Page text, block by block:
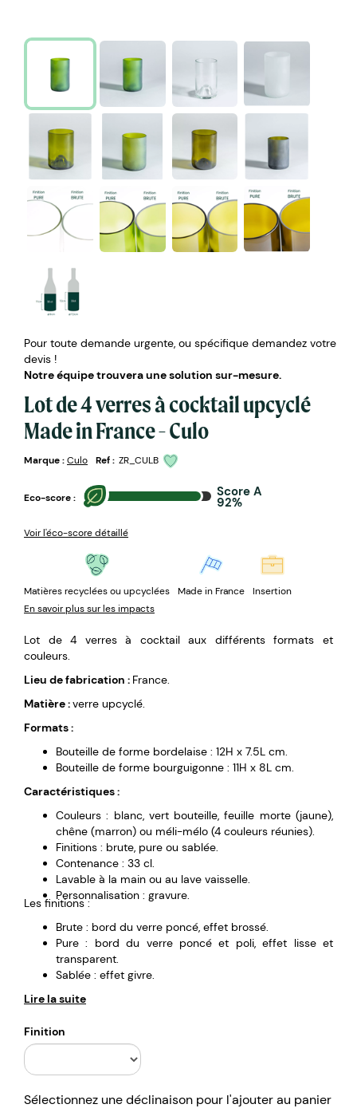
Pour toute demande urgente, ou spécifique demandez votre
devis !
Notre équipe trouvera une solution sur-mesure.
Lot de 4 verres à cocktail upcyclé
Made in France - Culo
Marque :Culo Ref : ZR_CULB
Eco-score : Score A
92%
Voir l'éco-score détaillé
Matières recyclées ou upcyclées Made in France
Insertion
En savoir plus sur les impacts
Lot de 4 verres à cocktail aux différents formats et
couleurs.
Lieu de fabrication : France.
Matière :verre upcyclé.
Formats :
Bouteille de forme bordelaise : 12H x 7.5L cm.
Bouteille de forme bourguigonne : 11H x 8L cm.
Caractéristiques :
Couleurs : blanc, vert bouteille, feuille morte (jaune),
chêne (marron) ou méli-mélo (4 couleurs réunies).
Finitions : brute, pure ou sablée.
Contenance : 33 cl.
Lavable à la main ou au lave vaisselle.
Personnalisation : gravure.
Les finitions :
Brute : bord du verre poncé, effet brossé.
Pure : bord du verre poncé et poli, effet lisse et
transparent.
Sablée : effet givre.
Lire la suite
Finition
Sélectionnez une déclinaison pour l'ajouter au panier